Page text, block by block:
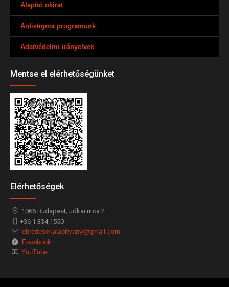
Alapító okirat
Antistigma programunk
Adatvédelmi irányelvek
Mentse el elérhetőségünket
Elérhetőségek
1066Budapest, Jókai utca 2.
+36 1 334 1550
ebredesekalapitvany@gmail.com
Facebook
YouTube